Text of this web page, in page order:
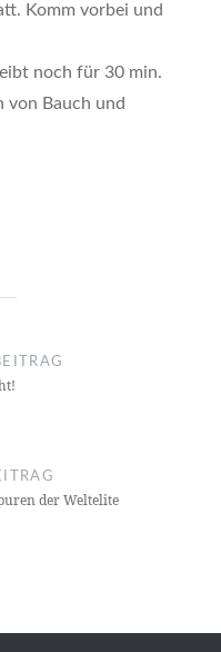
Komm vorbei und
noch für 30 min.
von Bauch und
der Weltelite